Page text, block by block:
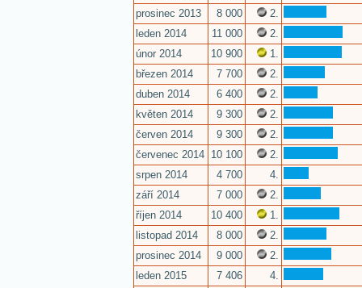
prosinec 2013
8 000
2.
leden 2014
11 000
2.
únor 2014
10 900
1.
březen 2014
7 700
2.
duben 2014
6 400
2.
květen 2014
9 300
2.
červen 2014
9 300
2.
červenec 2014 10 100
2.
srpen 2014
4 700
4.
září 2014
7 000
2.
říjen 2014
10 400
1.
listopad 2014
8 000
2.
prosinec 2014
9 000
2.
leden 2015
7 406
4.